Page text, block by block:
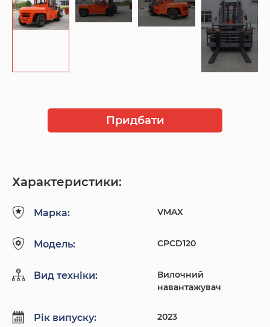
Придбати
Характеристики:
Марка: VMAX
Модель: CPCD120
Вид техніки:
Вилочний
навантажувач
Рік випуску: 2023